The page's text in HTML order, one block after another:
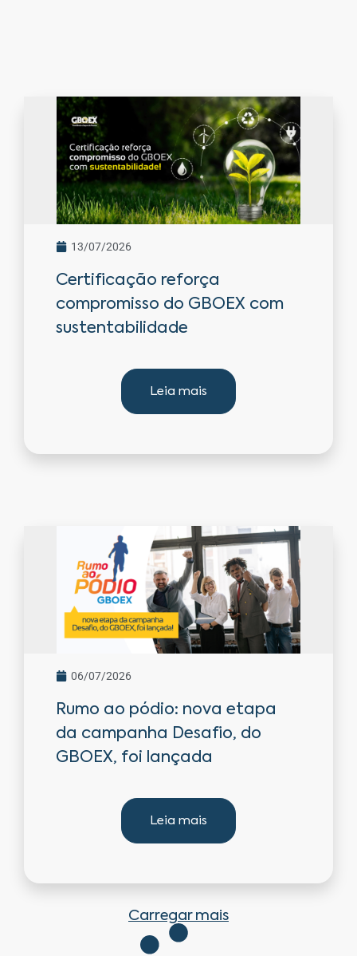
13/07/2026
Certificação reforça
compromisso do GBOEX com
sustentabilidade
Leia mais
06/07/2026
Rumo ao pódio: nova etapa
da campanha Desafio, do
GBOEX, foi lançada
Leia mais
Carregar mais